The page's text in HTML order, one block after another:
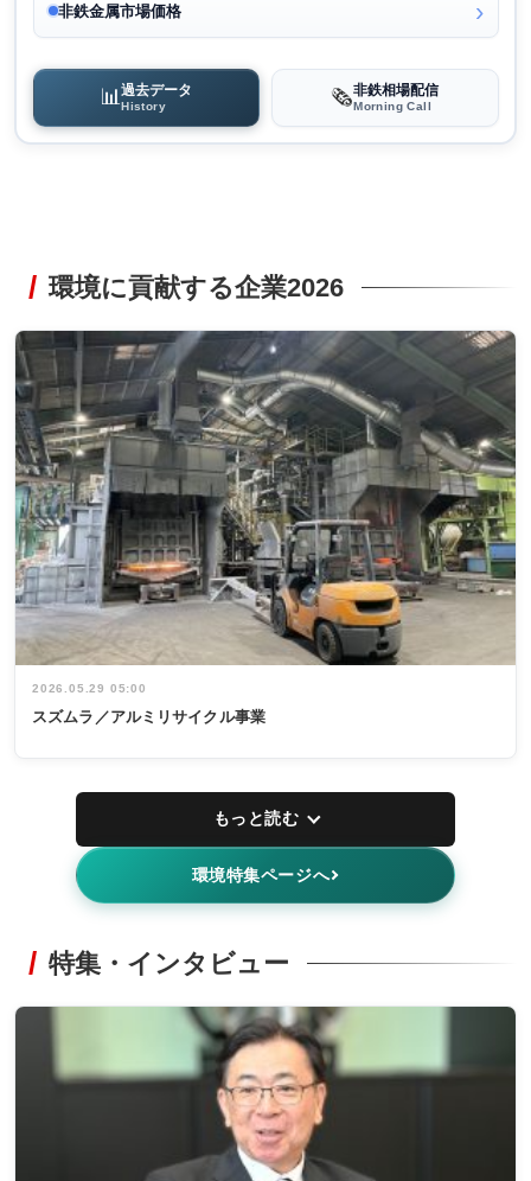
非鉄金属市場価格
📊過去データ
History 🗞️非鉄相場配信
Morning Call
環境に貢献する企業2026
2026.05.29 05:00
スズムラ／アルミリサイクル事業
もっと読む
環境特集ページへ
特集・インタビュー